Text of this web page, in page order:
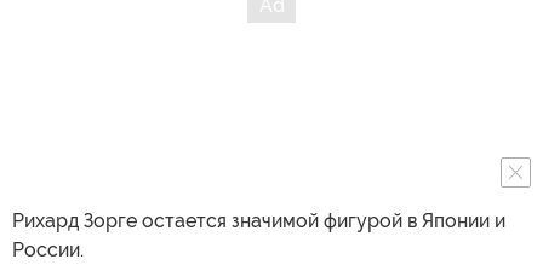
Рихард Зорге остается значимой фигурой в Японии и
России.